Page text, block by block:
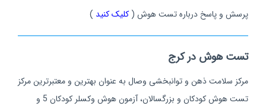
پرسش و پاسخ درباره تست هوش ( کلیک کنید )
تست هوش در کرج
مرکز سلامت ذهن و توانبخشی وصال به عنوان بهترین و معتبرترین مرکز
تست هوش کودکان و بزرگسالان، آزمون هوش وکسلر کودکان 5 و